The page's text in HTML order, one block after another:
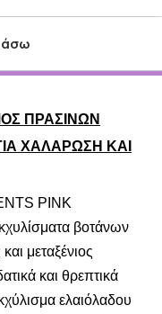
ΠΡΑΣΙΝΩΝ
ΧΑΛΑΡΩΣΗ ΚΑΙ
PINK
βοτάνων
μεταξένιος
και θρεπτικά
ελαιόλαδου